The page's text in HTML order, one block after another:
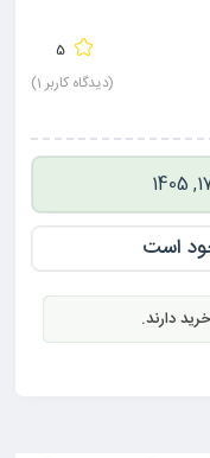
5
(دیدگاه کاربر 1
)
است
دارند.